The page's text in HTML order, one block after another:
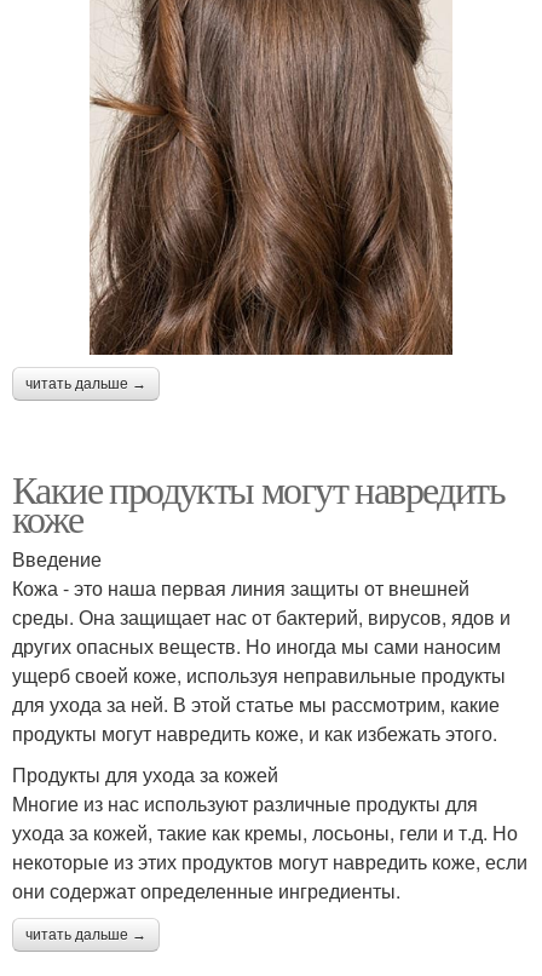
читать дальше →
Какие продукты могут навредить
коже
Введение
Кожа - это наша первая линия защиты от внешней
среды. Она защищает нас от бактерий, вирусов, ядов и
других опасных веществ. Но иногда мы сами наносим
ущерб своей коже, используя неправильные продукты
для ухода за ней. В этой статье мы рассмотрим, какие
продукты могут навредить коже, и как избежать этого.
Продукты для ухода за кожей
Многие из нас используют различные продукты для
ухода за кожей, такие как кремы, лосьоны, гели и т.д. Но
некоторые из этих продуктов могут навредить коже, если
они содержат определенные ингредиенты.
читать дальше →